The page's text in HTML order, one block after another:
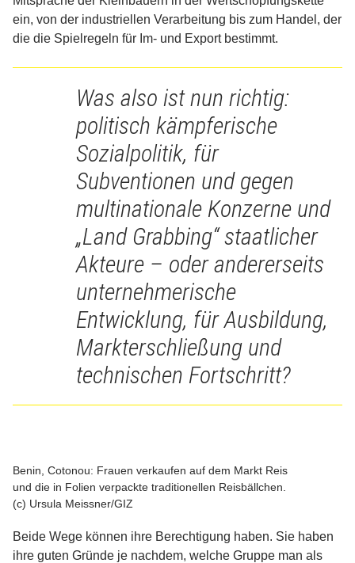
ein, von der industriellen Verarbeitung bis zum Handel, der
die die Spielregeln für Im- und Export bestimmt.
Was also ist nun richtig:
politisch kämpferische
Sozialpolitik, für
Subventionen und gegen
multinationale Konzerne und
„Land Grabbing“ staatlicher
Akteure – oder andererseits
unternehmerische
Entwicklung, für Ausbildung,
Markterschließung und
technischen Fortschritt?
Benin, Cotonou: Frauen verkaufen auf dem Markt Reis
und die in Folien verpackte traditionellen Reisbällchen.
(c) Ursula Meissner/GIZ
Beide Wege können ihre Berechtigung haben. Sie haben
ihre guten Gründe je nachdem, welche Gruppe man als